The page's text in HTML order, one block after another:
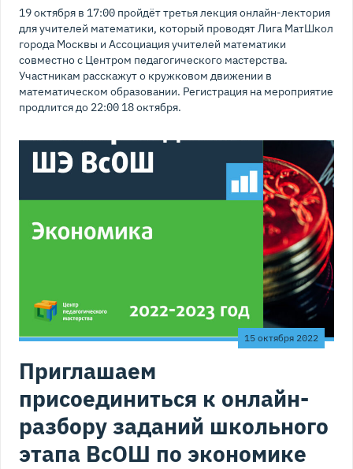
19 октября в 17:00 пройдёт третья лекция онлайн-лектория
для учителей математики, который проводят Лига МатШкол
города Москвы и Ассоциация учителей математики
совместно с Центром педагогического мастерства.
Участникам расскажут о кружковом движении в
математическом образовании. Регистрация на мероприятие
продлится до 22:00 18 октября.
15 октября 2022
Приглашаем
присоединиться к онлайн-
разбору заданий школьного
этапа ВсОШ по экономике